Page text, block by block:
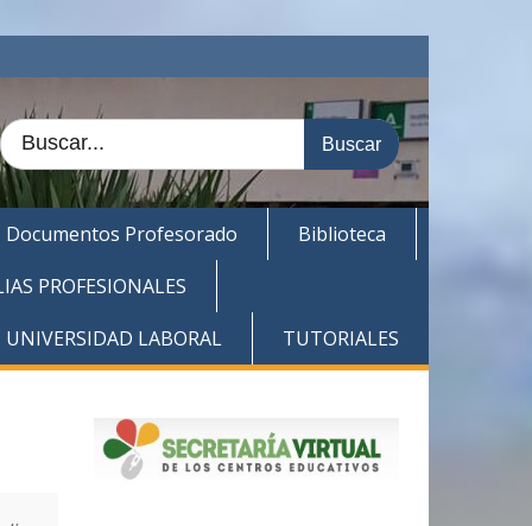
Buscar:
Documentos Profesorado
Biblioteca
PROFESIONALES
UNIVERSIDAD LABORAL
TUTORIALES